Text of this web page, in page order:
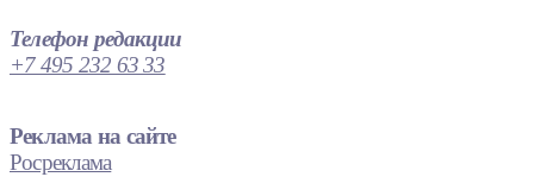
Телефон редакции
+7 495 232 63 33
Реклама на сайте
Росреклама